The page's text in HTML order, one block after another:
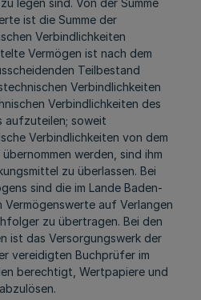
legen sind. Von der Summe
ist die Summe der
Verbindlichkeiten
Vermögen ist nach dem
Teilbestand
Verbindlichkeiten
Verbindlichkeiten des
aufzuteilen; soweit
Verbindlichkeiten von dem
werden, sind ihm
zu überlassen. Bei
sind die im Lande Baden-
auf Verlangen
zu übertragen. Bei den
ist das Versorgungswerk der
vereidigten Buchprüfer im
berechtigt, Wertpapiere und